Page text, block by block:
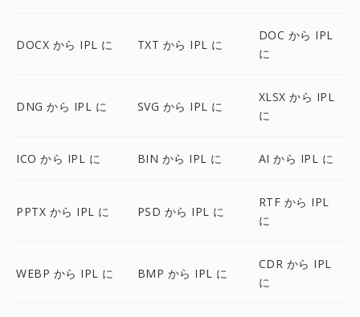
DOCX から IPL に TXT から IPL に
DOC から IPL
に
DNG から IPL に SVG から IPL に
XLSX から IPL
に
ICO から IPL に BIN から IPL に AI から IPL に
PPTX から IPL に PSD から IPL に
RTF から IPL
に
WEBP から IPL に BMP から IPL に
CDR から IPL
に